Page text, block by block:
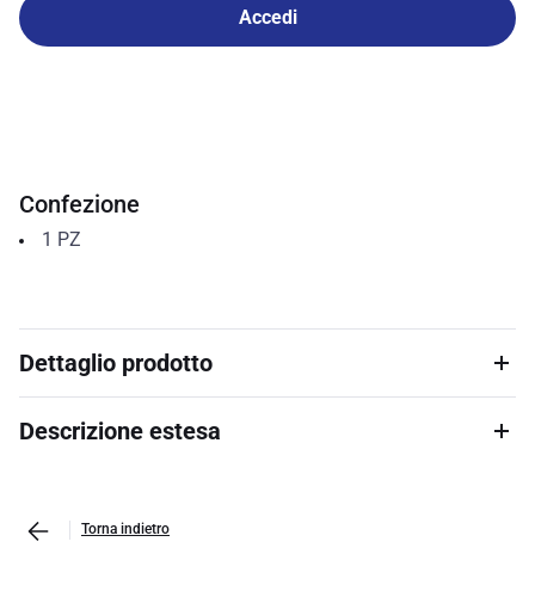
Accedi
Confezione
1 PZ
Dettaglio prodotto
Descrizione estesa
Torna indietro